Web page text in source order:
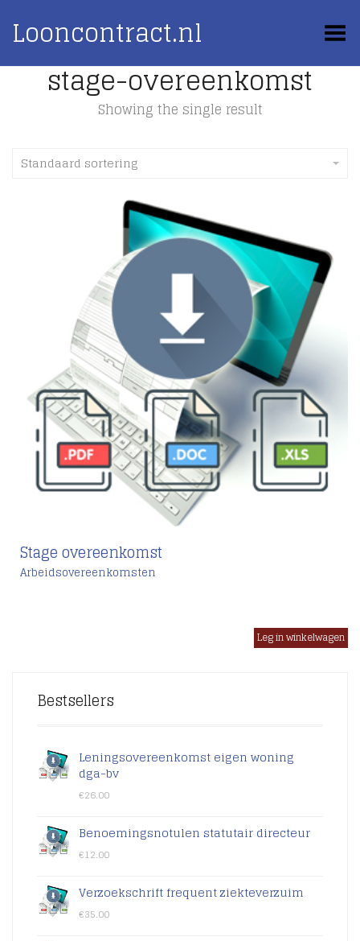
Looncontract.nl Toggle Menu
stage-overeenkomst
Showing the single result
Standaard sortering
Stage overeenkomst
Arbeidsovereenkomsten
Bestsellers
Leningsovereenkomst eigen woning
dga-bv
€26.00
Benoemingsnotulen statutair directeur
€12.00
Verzoekschrift frequent ziekteverzuim
€35.00